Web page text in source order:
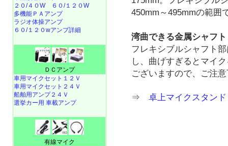
450mm～495mmの範囲
湾曲できる金属シャフト
フレキシブルシャフト
し、曲げすぎるとマイ
ございますので、ご注
⇒卓上マイクスタン
２０/４０W
６０/１２０W
多機能ＰＡアンプ
ラジオ体操アンプ
６０/１２０wアンプ詳細
ＤＣアンプ
車用マイクセット１２Ｖ
車用マイクセット２４Ｖ
船舶用アンプ２４Ｖ
選挙カー用 車載アンプ
有線マイク